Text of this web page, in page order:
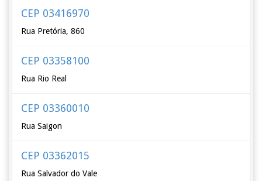
CEP 03416970
Rua Pretória, 860
CEP 03358100
Rua Rio Real
CEP 03360010
Rua Saigon
CEP 03362015
Rua Salvador do Vale